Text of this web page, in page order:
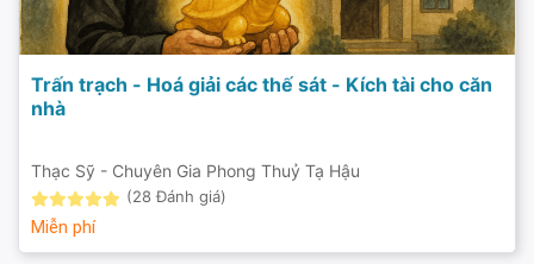
Trấn trạch - Hoá giải các thế sát - Kích tài cho căn
nhà
Thạc Sỹ - Chuyên Gia Phong Thuỷ Tạ Hậu
(28 Đánh giá)
Miễn phí